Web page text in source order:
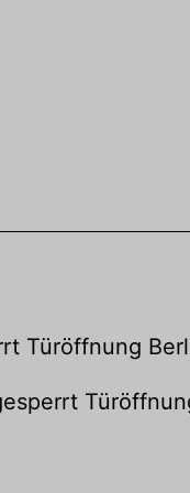
Türöffnung